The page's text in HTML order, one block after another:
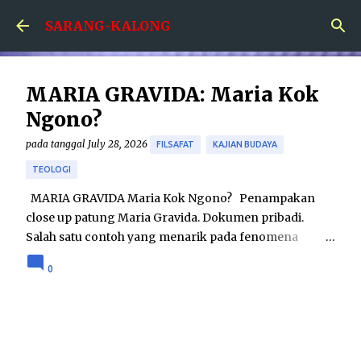
Skip to main content
SARANG-KALONG
MARIA GRAVIDA: Maria Kok
Ngono?
pada tanggal July 28, 2026 FILSAFAT KAJIAN BUDAYA
TEOLOGI
MARIA GRAVIDA Maria Kok Ngono? Penampakan
close up patung Maria Gravida. Dokumen pribadi.
Salah satu contoh yang menarik pada fenomena
hubungan agama dan seni adalah karya patung Maria
Gravida. Karya tersebut menampilkan sosok Maria
0